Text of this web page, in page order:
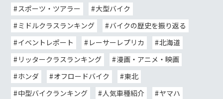
スポーツ・ツアラー
大型バイク
ミドルクラスランキング
バイクの歴史を振り返る
イベントレポート
レーサーレプリカ
北海道
リッタークラスランキング
漫画・アニメ・映画
ホンダ
オフロードバイク
東北
中型バイクランキング
人気車種紹介
ヤマハ